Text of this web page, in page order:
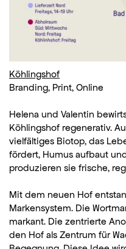
Köhlingshof
Branding, Print, Online
Helena und Valentin
Köhlingshof regenerativ.
vielfältiges Biotop, das
fördert, Humus aufbaut
produzieren sie frische,
Mit dem neuen Hof
Markensystem. Die
markant. Die zentrierte
den Hof als Zentrum für